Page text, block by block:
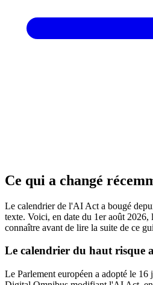
Ce qui a changé
Le calendrier de l'AI Act a bougé
texte. Voici, en date du 1er août 2026,
connaître avant de lire la suite de ce
Le calendrier du haut risque
Le Parlement européen a adopté le